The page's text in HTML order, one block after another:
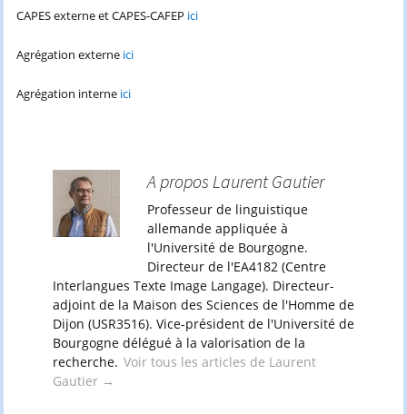
CAPES externe et CAPES-CAFEP ici
Agrégation externe ici
Agrégation interne ici
A propos Laurent Gautier
Professeur de linguistique
allemande appliquée à
l'Université de Bourgogne.
Directeur de l'EA4182 (Centre
Interlangues Texte Image Langage). Directeur-
adjoint de la Maison des Sciences de l'Homme de
Dijon (USR3516). Vice-président de l'Université de
Bourgogne délégué à la valorisation de la
recherche. Voir tous les articles de Laurent
Gautier →